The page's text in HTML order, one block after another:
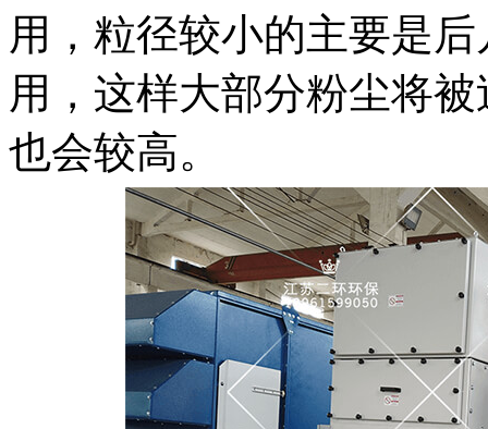
用，粒径较小的主要是
用，这样大部分粉尘将
也会较高。